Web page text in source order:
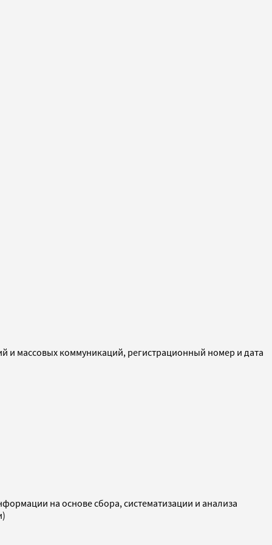
и массовых коммуникаций, регистрационный номер и дата
на основе сбора, систематизации и анализа